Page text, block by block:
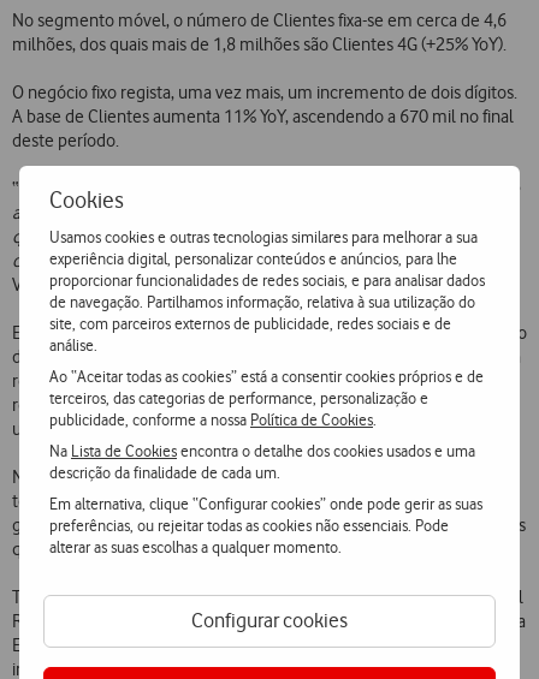
Cookies
Usamos cookies e outras tecnologias similares para melhorar a sua
experiência digital, personalizar conteúdos e anúncios, para lhe
proporcionar funcionalidades de redes sociais, e para analisar dados
de navegação. Partilhamos informação, relativa à sua utilização do
site, com parceiros externos de publicidade, redes sociais e de
análise.
Ao “Aceitar todas as cookies” está a consentir cookies próprios e de
terceiros, das categorias de performance, personalização e
publicidade, conforme a nossa Política de Cookies
Na Lista de Cookiesencontra o detalhe dos cookies usados e uma
descrição da finalidade de cada um.
Em alternativa, clique “Configurar cookies” onde pode gerir as suas
preferências, ou rejeitar todas as cookies não essenciais. Pode
alterar as suas escolhas a qualquer momento.
Configurar cookies
No segmento móvel, o número de Clientes fixa-se em cerca de 4,6
milhões, dos quais mais de 1,8 milhões são Clientes 4G (+25% YoY).
O negócio fixo regista, uma vez mais, um incremento de dois dígitos.
A base de Clientes aumenta 11% YoY, ascendendo a 670 mil no final
deste período.
“ Os resultados agora apresentados vêm demonstrar a consistência e
a evolução da estratégia da Vodafone Portugal, a qual assenta na
qualidade do serviço prestado aos seus Clientes e no compromisso
com o desenvolvimento económico e social do País”, afirma Mário
Vaz, CEO da Vodafone Portugal.
Entre as várias iniciativas do último trimestre destaque para o anúncio
da criação do 5G Hub, um laboratório de inovação para impulsionar a
rede móvel do futuro e de produção de conhecimento nacional, que
reúne parceiros ligados ao sector das telecomunicações, Indústria,
universidades, investigadores e startups.
No âmbito do patrocínio do Rock in Rio Lisboa, a Vodafone, parceiro
tecnológico do evento, instalou antenas com tecnologia 5G Ready,
garantindo comunicações ultrarrápidas aos mais de 278 mil visitantes
que passaram pelo recinto.
Também em associação ao Rock in Rio, foi lançada a Vodafone Digital
Rock City. O projeto de cariz tecnológico, que traduz a forte aposta da
Empresa na inovação e transformação digital, materializou-se na
implementação de soluções Vodafone IoT de última geração no